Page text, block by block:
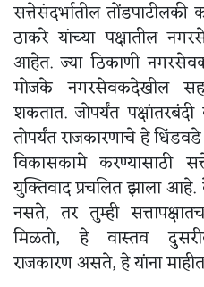
सत्तेसंदर्भातील
ठाकरे यांच्या पक्षातील
आहेत. ज्या ठिकाणी
मोजके नगरसेवकदेखील
शकतात. जोपर्यंत
तोपर्यंत राजकारणाचे हे
विकासकामे करण्यासाठी
युक्तिवाद प्रचलित झाला
नसते, तर तुम्ही
मिळतो, हे वास्तव
राजकारण असते, हे यांना